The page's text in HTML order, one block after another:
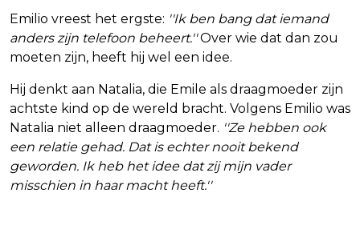
Emilio vreest het ergste: ''Ik ben bang dat iemand
anders zijn telefoon beheert.''Over wie dat dan zou
moeten zijn, heeft hij wel een idee.
Hij denkt aan Natalia, die Emile als draagmoeder zijn
achtste kind op de wereld bracht. Volgens Emilio was
Natalia niet alleen draagmoeder. ''Ze hebben ook
een relatie gehad. Dat is echter nooit bekend
geworden. Ik heb het idee dat zij mijn vader
misschien in haar macht heeft.''